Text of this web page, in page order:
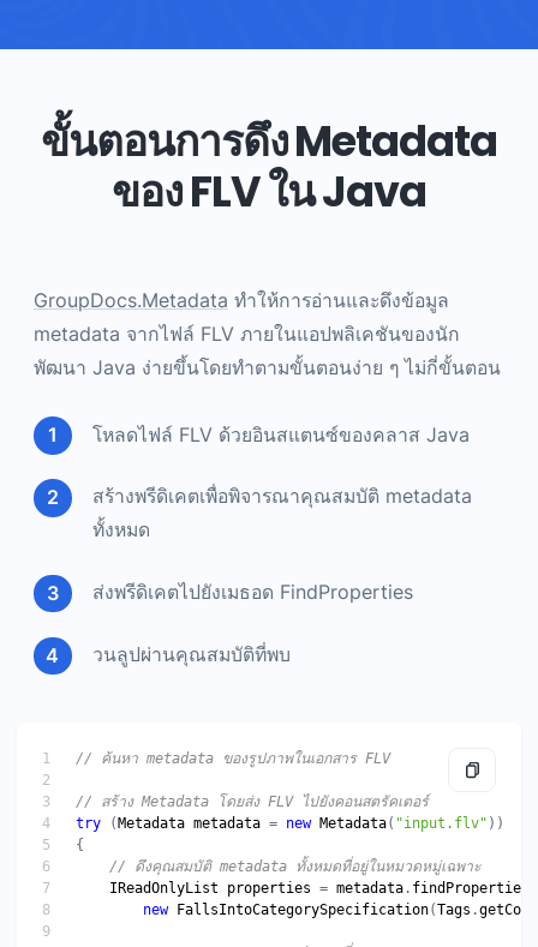
ขั้นตอนการดึง Metadata
ของ FLV ใน Java
GroupDocs.Metadata ทำให้การอ่านและดึงข้อมูล
metadata จากไฟล์ FLV ภายในแอปพลิเคชันของนัก
พัฒนา Java ง่ายขึ้นโดยทำตามขั้นตอนง่าย ๆ ไม่กี่ขั้นตอน
โหลดไฟล์ FLV ด้วยอินสแตนซ์ของคลาส Java
สร้างพรีดิเคตเพื่อพิจารณาคุณสมบัติ metadata
ทั้งหมด
ส่งพรีดิเคตไปยังเมธอด FindProperties
วนลูปผ่านคุณสมบัติที่พบ
try ( Metadata metadata = new Metadata( "input.flv"
IReadOnlyList
properties = metadata . findProperties
new
FallsIntoCategorySpecification(Tags .